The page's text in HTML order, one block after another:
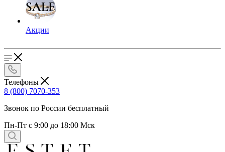
Акции
Телефоны
8 (800) 7070-353
Звонок по России бесплатный
Пн-Пт с 9:00 до 18:00 Мск